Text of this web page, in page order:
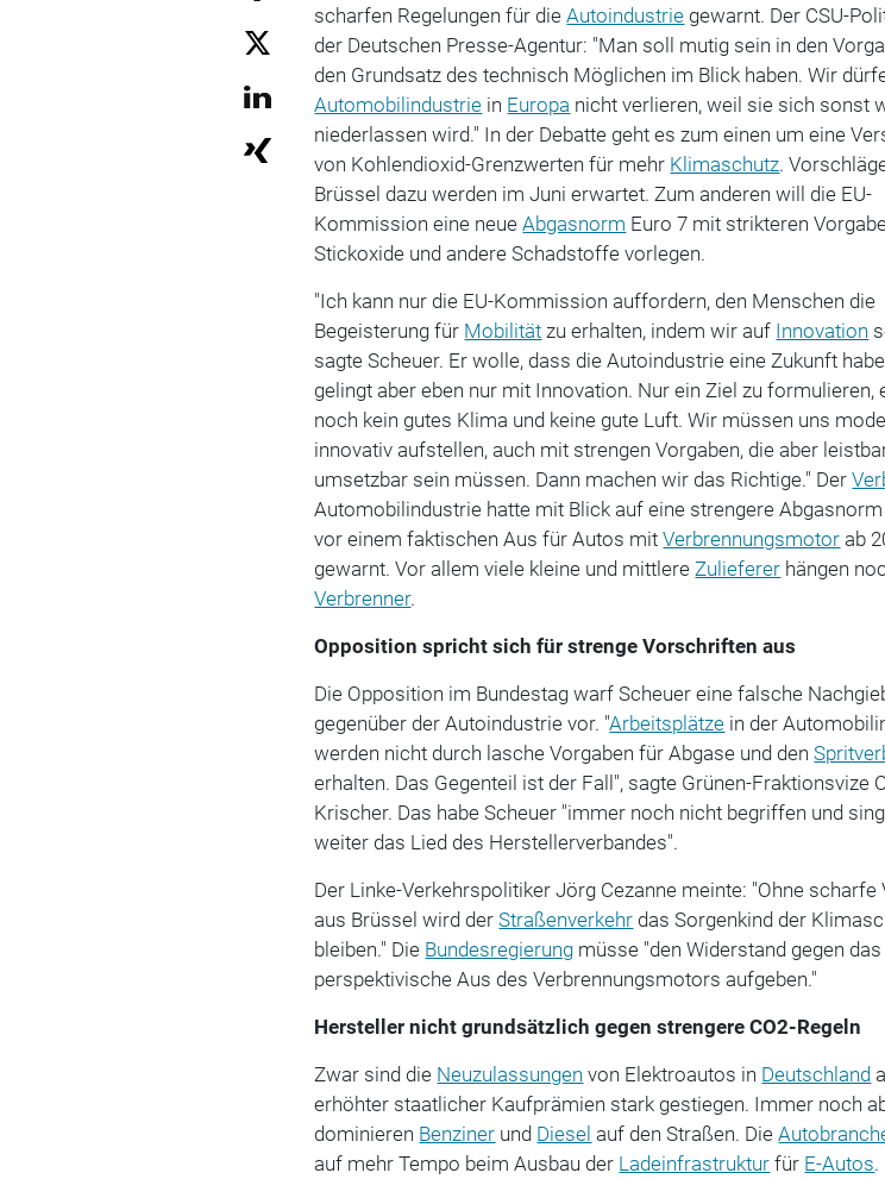
scharfen Regelungen für dieAutoindustrie gewarnt. Der CSU-
der Deutschen Presse-Agentur: "Man soll mutig sein in den
den Grundsatz des technisch Möglichen im Blick haben. Wir
Automobilindustrie in Europa nicht verlieren, weil sie sich sonst
niederlassen wird." In der Debatte geht es zum einen um eine
von Kohlendioxid-Grenzwerten für mehr Klimaschutz.
Brüssel dazu werden im Juni erwartet. Zum anderen will die EU-
Kommission eine neueAbgasnorm Euro 7 mit strikteren
Stickoxide und andere Schadstoffe vorlegen.
"Ich kann nur die EU-Kommission auffordern, den Menschen die
Begeisterung für Mobilität zu erhalten, indem wir auf Innovation
sagte Scheuer. Er wolle, dass die Autoindustrie eine Zukunft
gelingt aber eben nur mit Innovation. Nur ein Ziel zu formulieren,
noch kein gutes Klima und keine gute Luft. Wir müssen uns
innovativ aufstellen, auch mit strengen Vorgaben, die aber
umsetzbar sein müssen. Dann machen wir das Richtige." Der
Automobilindustrie hatte mit Blick auf eine strengere
vor einem faktischen Aus für Autos mitVerbrennungsmotor ab
gewarnt. Vor allem viele kleine und mittlere Zulieferer hängen
Verbrenner.
Opposition spricht sich für strenge Vorschriften aus
Die Opposition im Bundestag warf Scheuer eine falsche
gegenüber der Autoindustrie vor. "Arbeitsplätze in der
werden nicht durch lasche Vorgaben für Abgase und den
erhalten. Das Gegenteil ist der Fall", sagte Grünen-Fraktionsvize
Krischer. Das habe Scheuer "immer noch nicht begriffen und
weiter das Lied des Herstellerverbandes".
Der Linke-Verkehrspolitiker Jörg Cezanne meinte: "Ohne scharfe
aus Brüssel wird derStraßenverkehr das Sorgenkind der
bleiben." Die Bundesregierung müsse "den Widerstand gegen das
perspektivische Aus des Verbrennungsmotors aufgeben."
Hersteller nicht grundsätzlich gegen strengere CO2-Regeln
Zwar sind die Neuzulassungen von Elektroautos in Deutschland
erhöhter staatlicher Kaufprämien stark gestiegen. Immer noch
dominieren Benziner und Diesel auf den Straßen. Die
auf mehr Tempo beim Ausbau der Ladeinfrastruktur für E-Autos.